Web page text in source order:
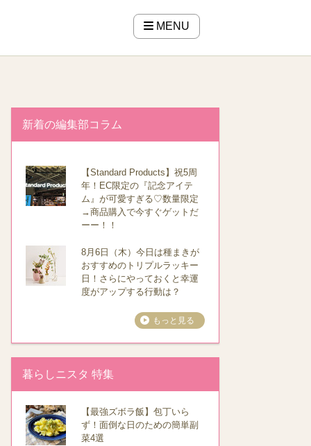
MENU
新着の編集部コラム
【Standard Products】祝5周
年！EC限定の『記念アイテ
ム』が可愛すぎる♡数量限定
→商品購入で今すぐゲットだ
ーー！！
8月6日（木）今日は種まきが
おすすめのトリプルラッキー
日！さらにやっておくと幸運
度がアップする行動は？
もっと見る
暮らしニスタ 特集
【最強ズボラ飯】包丁いら
ず！面倒な日のための簡単副
菜4選